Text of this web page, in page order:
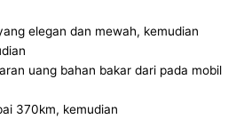
elegan dan mewah, kemudian
uang bahan bakar dari pada mobil
370km, kemudian